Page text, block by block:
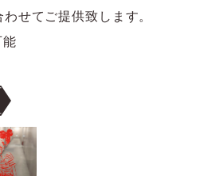
せてご提供致します。